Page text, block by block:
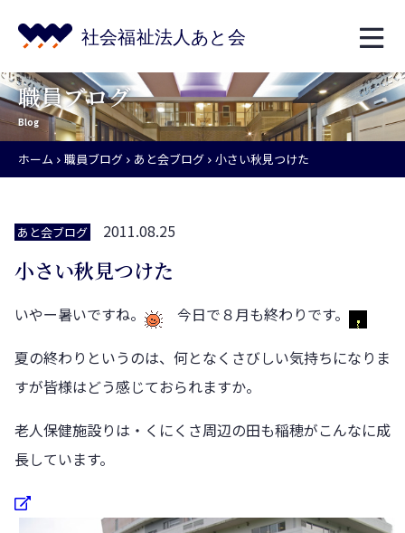
職員ブログ
Blog
ホーム 職員ブログ あと会ブログ 小さい秋見つけた
あと会ブログ 2011.08.25
小さい秋見つけた
いやー暑いですね。
今日で８月も終わりです。
夏の終わりというのは、何となくさびしい気持ちになりま
すが皆様はどう感じておられますか。
老人保健施設りは・くにくさ周辺の田も稲穂がこんなに成
長しています。